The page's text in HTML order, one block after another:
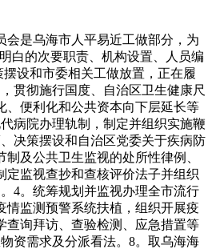
是乌海市人平易近工做部分，为
白的次要职责、机构设置、人员编
设和市委相关工做放置，正在履
贯彻施行国度、自治区卫生健康尺
、便利化和公共资本向下层延长等
病院办理轨制，制定并组织实施鞭
决策摆设和自治区党委关于疾病防
及公共卫生监视的处所性律例、
监视查抄和查核评价法子并组织
4。统筹规划并监视办理全市流行
监测预警系统扶植，组织开展疫
查询拜访、查验检测、应急措置等
资需求及分派看法。8。取乌海海